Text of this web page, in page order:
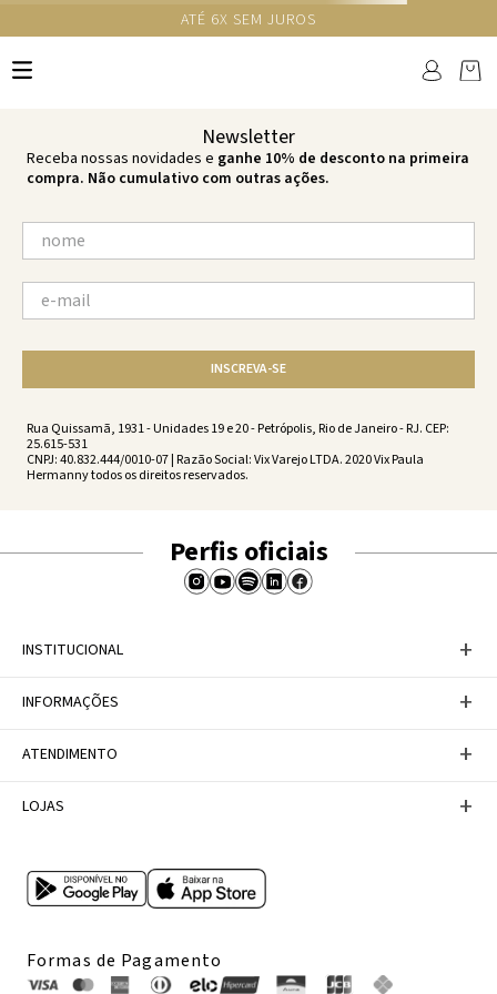
GANHE 10% NA PRIMEIRA COMPRA COM O CUPOM NEWS10
não encontramos resultados para:
'plumage-ripple-tie-plumage-
vc201134-1653'
O que você está procurando?